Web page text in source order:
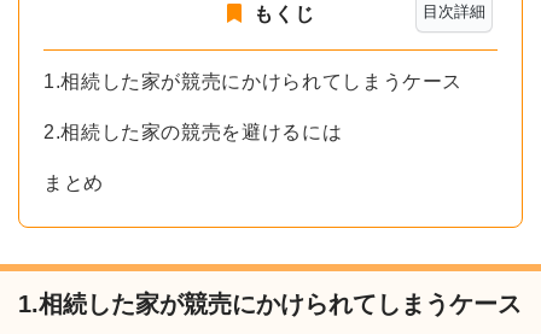
目次詳細
もくじ
1.相続した家が競売にかけられてしまうケース
2.相続した家の競売を避けるには
まとめ
1.相続した家が競売にかけられてしまうケース